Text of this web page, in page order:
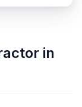
in